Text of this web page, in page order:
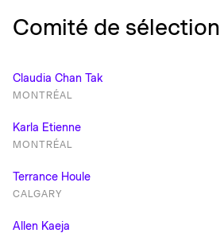
Comité de sélection
Claudia Chan Tak
MONTRÉAL
Karla Etienne
MONTRÉAL
Terrance Houle
CALGARY
Allen Kaeja